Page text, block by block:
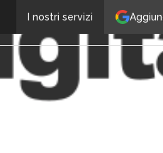
I nostri servizi